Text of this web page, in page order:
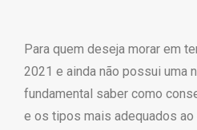
Para quem deseja morar em
2021 e ainda não possui uma
fundamental saber como
e os tipos mais adequados ao